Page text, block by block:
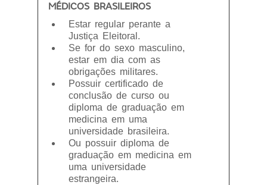
MÉDICOS BRASILEIROS
Estar regular perante a
Justiça Eleitoral.
Se for do sexo masculino,
estar em dia com as
obrigações militares.
Possuir certificado de
conclusão de curso ou
diploma de graduação em
medicina em uma
universidade brasileira.
Ou possuir diploma de
graduação em medicina em
uma universidade
estrangeira.